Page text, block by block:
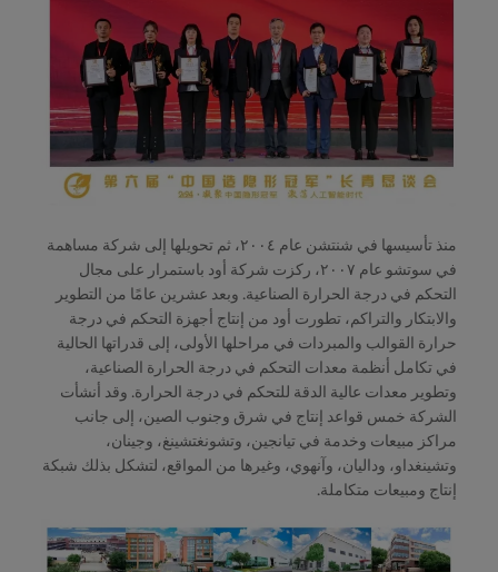
منذ تأسيسها في شنتشن عام ٢٠٠٤، ثم تحويلها إلى شركة مساهمة
في سوتشو عام ٢٠٠٧، ركزت شركة أود باستمرار على مجال
التحكم في درجة الحرارة الصناعية. وبعد عشرين عامًا من التطوير
والابتكار والتراكم، تطورت أود من إنتاج أجهزة التحكم في درجة
حرارة القوالب والمبردات في مراحلها الأولى، إلى قدراتها الحالية
في تكامل أنظمة معدات التحكم في درجة الحرارة الصناعية،
وتطوير معدات عالية الدقة للتحكم في درجة الحرارة. وقد أنشأت
الشركة خمس قواعد إنتاج في شرق وجنوب الصين، إلى جانب
مراكز مبيعات وخدمة في تيانجين، وتشونغتشينغ، وجينان،
وتشينغداو، وداليان، وآنهوي، وغيرها من المواقع، لتشكل بذلك شبكة
إنتاج ومبيعات متكاملة.